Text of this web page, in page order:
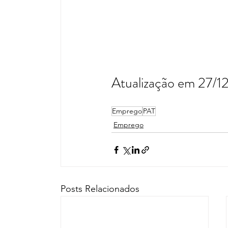
Atualização em 27/
EmpregoPAT
Emprego
Posts Relacionados